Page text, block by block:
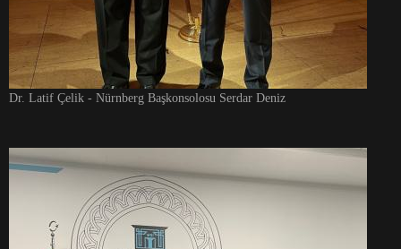
Dr. Latif Çelik - Nürnberg Başkonsolosu Serdar Deniz